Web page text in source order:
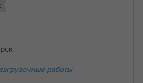
работы